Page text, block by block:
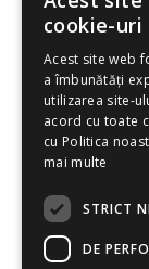
cookie-uri
Acest site web
a îmbunătăți
utilizarea site-
acord cu toate
cu Politica
mai multe
STRICT
DE